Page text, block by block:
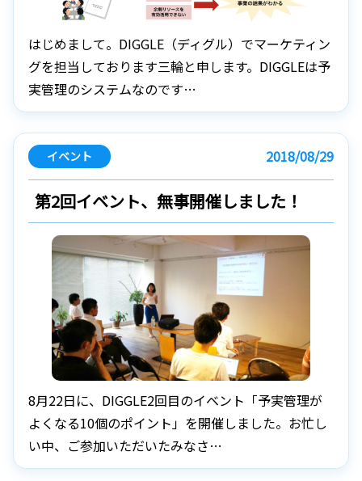
はじめまして。DIGGLE（ディグル）でマーケティン
グを担当しております三輪と申します。DIGGLEは予
実管理のシステムなのです…
イベント 2018/08/29
第2回イベント、無事開催しました！
8月22日に、DIGGLE2回目のイベント「予実管理が
よくなる10個のポイント」を開催しました。お忙し
い中、ご参加いただいたみなさ…